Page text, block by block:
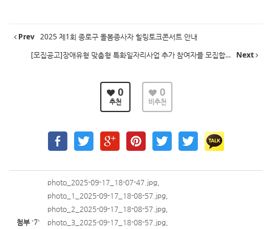
Prev 2025 제1회 종로구 돌봄종사자 힐링토크콘서트 안내
[모집공고]장애유형 맞춤형 특화일자리사업 추가 참여자를 모집합... Next
0
추천
0
비추천
첨부 '7'
photo_2025-09-17_18-07-47.jpg
photo_1_2025-09-17_18-08-57.jpg
photo_2_2025-09-17_18-08-57.jpg
photo_3_2025-09-17_18-08-57.jpg